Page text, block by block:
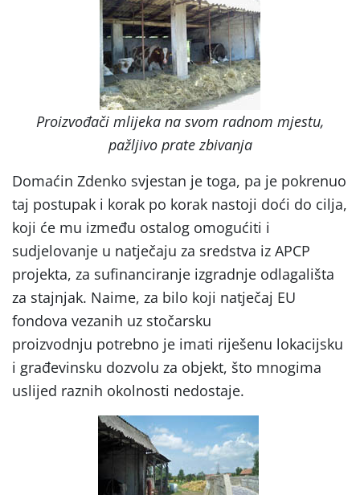
Proizvođači mlijeka na svom radnom mjestu,
pažljivo prate zbivanja
Domaćin Zdenko svjestan je toga, pa je pokrenuo
taj postupak i korak po korak nastoji doći do cilja,
koji će mu između ostalog omogućiti i
sudjelovanje u natječaju za sredstva iz APCP
projekta, za sufinanciranje izgradnje odlagališta
za stajnjak. Naime, za bilo koji natječaj EU
fondova vezanih uz stočarsku
proizvodnju potrebno je imati riješenu lokacijsku
i građevinsku dozvolu za objekt, što mnogima
uslijed raznih okolnosti nedostaje.